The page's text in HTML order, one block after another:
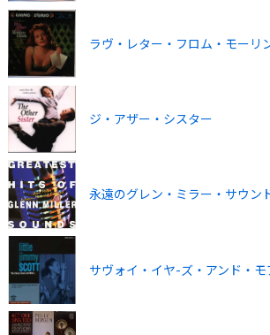
ラヴ・レター・フロム・モーリ
ジ・アザー・シスター
永遠のグレン・ミラー・サウン
サヴォイ・イヤ-ズ・アンド・モ